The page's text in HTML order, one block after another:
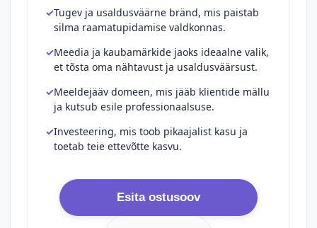
Tugev ja usaldusväärne bränd, mis paistab
silma raamatupidamise valdkonnas.
Meedia ja kaubamärkide jaoks ideaalne valik,
et tõsta oma nähtavust ja usaldusväärsust.
Meeldejääv domeen, mis jääb klientide mällu
ja kutsub esile professionaalsuse.
Investeering, mis toob pikaajalist kasu ja
toetab teie ettevõtte kasvu.
Esita ostusoov